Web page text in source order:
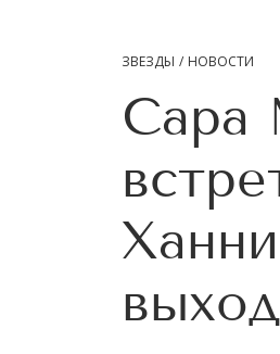
ЗВЕЗДЫ НОВОСТИ
Сара